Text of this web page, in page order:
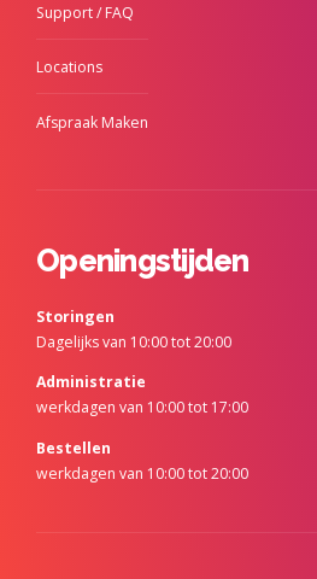
Support / FAQ
Locations
Afspraak Maken
Openingstijden
Storingen
Dagelijks van 10:00 tot 20:00
Administratie
werkdagen van 10:00 tot 17:00
Bestellen
werkdagen van 10:00 tot 20:00